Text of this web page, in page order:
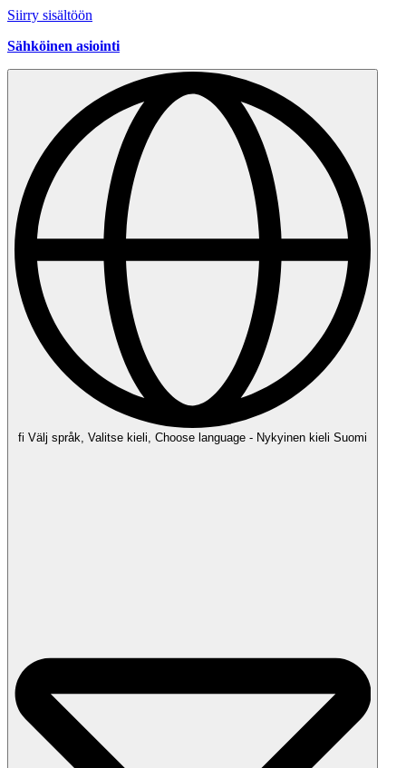
Siirry sisältöön
Sähköinen asiointi
fi Välj språk, Valitse kieli, Choose language - Nykyinen kieli Suomi